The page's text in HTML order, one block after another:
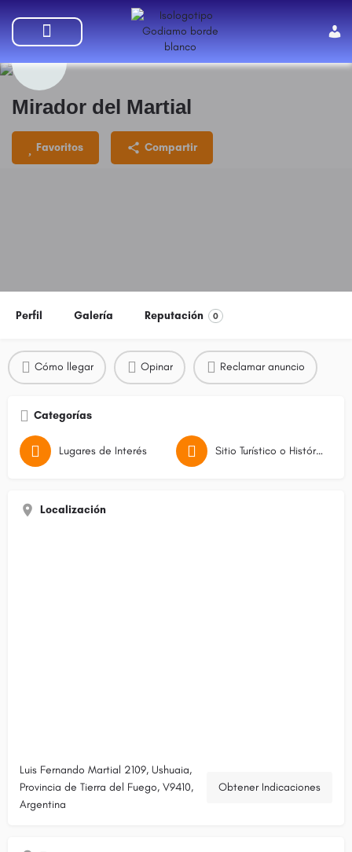
Mirador del Martial
Favoritos Compartir
Perfil Galería Reputación 0
Cómo llegar Opinar Reclamar anuncio
Categorías
Lugares de Interés Sitio Turístico o Histórico
Localización
Luis Fernando Martial 2109, Ushuaia,
Provincia de Tierra del Fuego, V9410,
Argentina
Obtener Indicaciones